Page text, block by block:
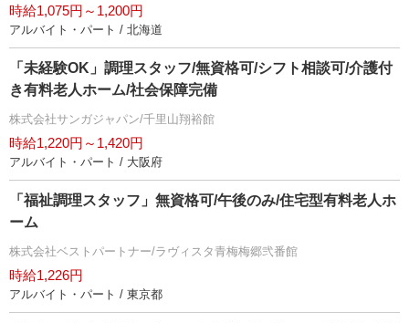
時給1,075円～1,200円
アルバイト・パート / 北海道
「未経験OK」調理スタッフ/無資格可/シフト相談可/介護付
き有料老人ホーム/社会保障完備
株式会社サンガジャパン/千里山翔裕館
時給1,220円～1,420円
アルバイト・パート / 大阪府
「福祉調理スタッフ」無資格可/午後のみ/住宅型有料老人ホ
ーム
株式会社ベストパートナー/ラヴィスタ青梅梅郷弐番館
時給1,226円
アルバイト・パート / 東京都